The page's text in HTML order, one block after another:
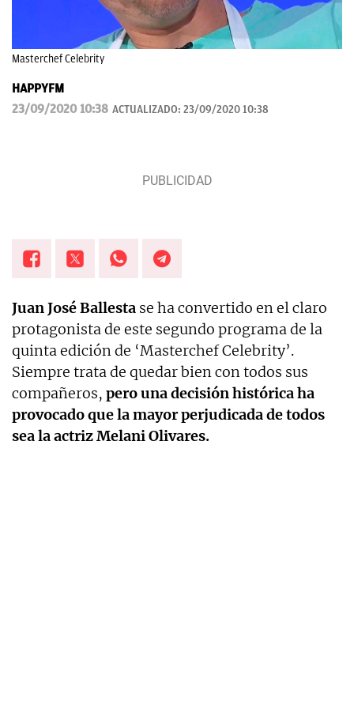
Masterchef Celebrity
HAPPYFM
23/09/2020 10:38 ACTUALIZADO: 23/09/2020 10:38
Juan José Ballesta se ha convertido en el claro
protagonista de este segundo programa de la
quinta edición de ‘Masterchef Celebrity’.
Siempre trata de quedar bien con todos sus
compañeros, pero una decisión histórica ha
provocado que la mayor perjudicada de todos
sea la actriz Melani Olivares.